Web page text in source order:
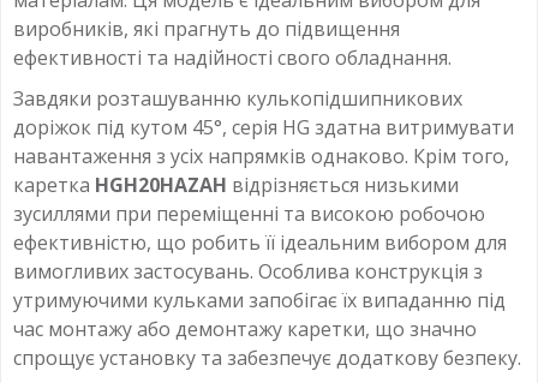
виробників, які прагнуть до підвищення
ефективності та надійності свого обладнання.
Завдяки розташуванню кулькопідшипникових
доріжок під кутом 45°, серія HG здатна витримувати
навантаження з усіх напрямків однаково. Крім того,
каретка HGH20HAZAH відрізняється низькими
зусиллями при переміщенні та високою робочою
ефективністю, що робить її ідеальним вибором для
вимогливих застосувань. Особлива конструкція з
утримуючими кульками запобігає їх випаданню під
час монтажу або демонтажу каретки, що значно
спрощує установку та забезпечує додаткову безпеку.